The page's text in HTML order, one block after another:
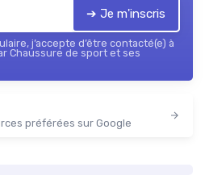
➔ Je m'inscris
j’accepte d’être contacté(e) à
Chaussure de sport et ses
préférées sur Google